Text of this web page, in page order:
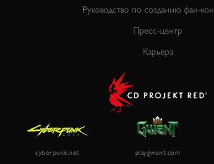
Руководство по созданию фан-
Пресс-центр
Карьера